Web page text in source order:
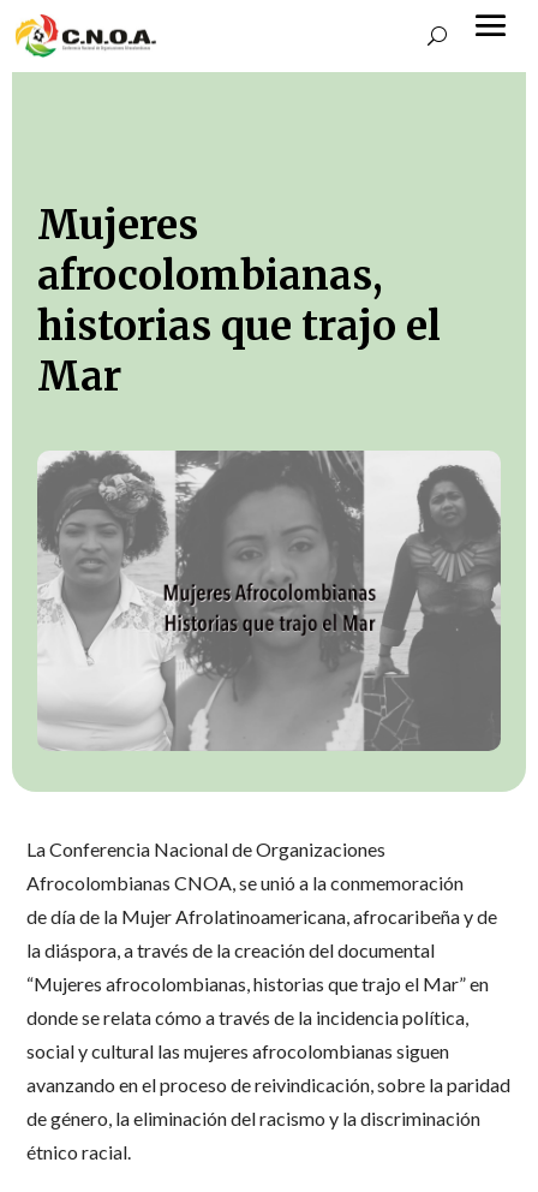
Mujeres
afrocolombianas,
historias que trajo el
Mar
La Conferencia Nacional de Organizaciones
Afrocolombianas CNOA, se unió a la conmemoración
de día de la Mujer Afrolatinoamericana, afrocaribeña y de
la diáspora, a través de la creación del documental
“Mujeres afrocolombianas, historias que trajo el Mar” en
donde se relata cómo a través de la incidencia política,
social y cultural las mujeres afrocolombianas siguen
avanzando en el proceso de reivindicación, sobre la paridad
de género, la eliminación del racismo y la discriminación
étnico racial.